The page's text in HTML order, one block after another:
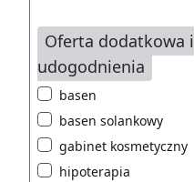
Oferta dodatkowa i
udogodnienia
basen
basen solankowy
gabinet kosmetyczny
hipoterapia